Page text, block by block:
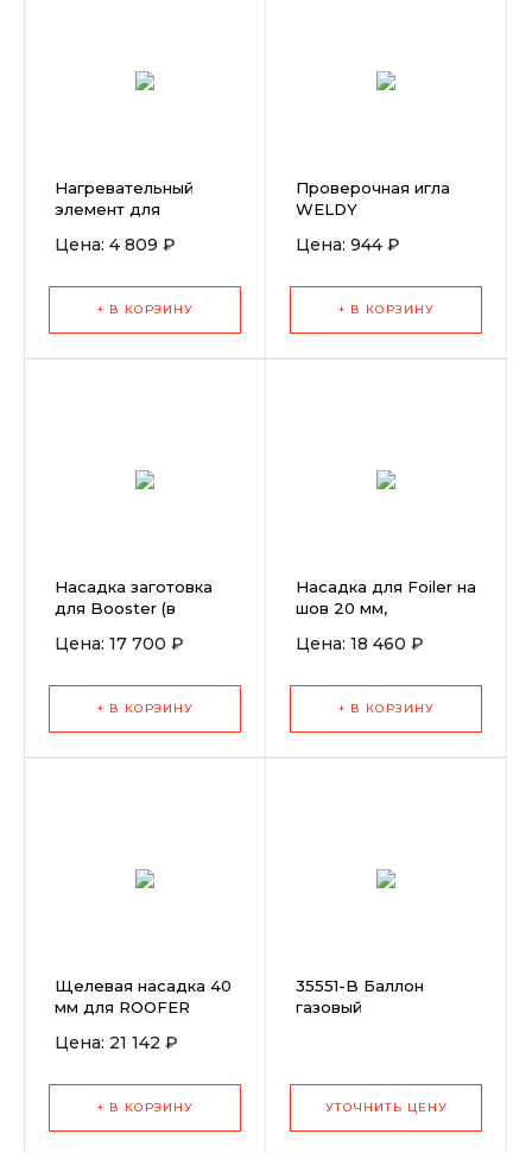
Нагревательный
элемент для
Цена: 4 809 ₽
+ В КОРЗИНУ
Проверочная игла
WELDY
Цена: 944 ₽
+ В КОРЗИНУ
Насадка заготовка
для Booster (в
Цена: 17 700 ₽
+ В КОРЗИНУ
Насадка для Foiler на
шов 20 мм,
Цена: 18 460 ₽
+ В КОРЗИНУ
Щелевая насадка 40
мм для ROOFER
Цена: 21 142 ₽
+ В КОРЗИНУ
35551-B Баллон
газовый
УТОЧНИТЬ ЦЕНУ